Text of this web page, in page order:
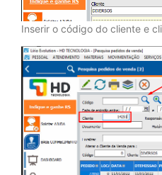
Inserir o código do cliente e